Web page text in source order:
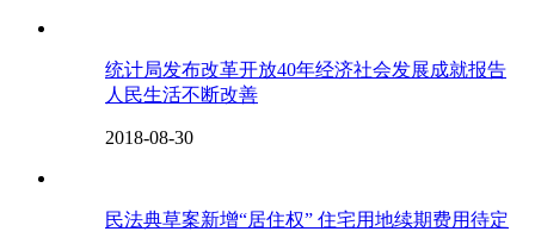
统计局发布改革开放40年经济社会发展成就报告
人民生活不断改善
2018-08-30
民法典草案新增“居住权” 住宅用地续期费用待定